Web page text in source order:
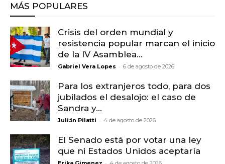
MÁS POPULARES
Crisis del orden mundial y
resistencia popular marcan el inicio
de la IV Asamblea...
Gabriel Vera Lopes - 6 de agosto de 2026
Para los extranjeros todo, para dos
jubilados el desalojo: el caso de
Sandra y...
Julián Pilatti - 4 de agosto de 2026
El Senado está por votar una ley
que ni Estados Unidos aceptaría